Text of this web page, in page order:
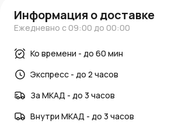
Информация о доставке
Ежедневно с 09:00 до 00:00
Ко времени - до 60 мин
Экспресс - до 2 часов
За МКАД - до 3 часов
Внутри МКАД - до 3 часов